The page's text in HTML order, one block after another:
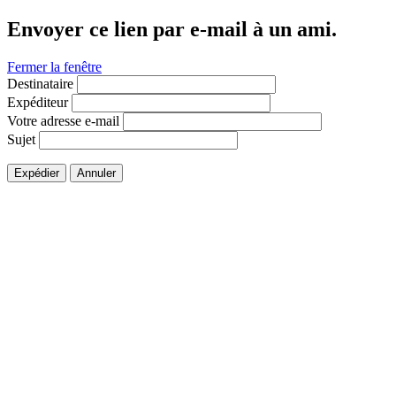
Envoyer ce lien par e-mail à un ami.
Fermer la fenêtre
Destinataire
Expéditeur
Votre adresse e-mail
Sujet
Expédier Annuler